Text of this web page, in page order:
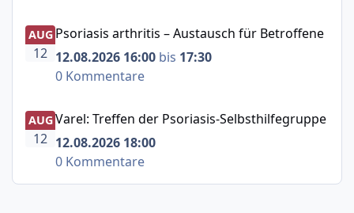
Psoriasis arthritis – Austausch für Betroffene
AUG
12
Psoriasis arthritis – Austausch für Betroffene
12.08.2026 16:00 bis 17:30
0 Kommentare
Varel: Treffen der Psoriasis-Selbsthilfegruppe
AUG
12
Varel: Treffen der Psoriasis-Selbsthilfegruppe
12.08.2026 18:00
0 Kommentare